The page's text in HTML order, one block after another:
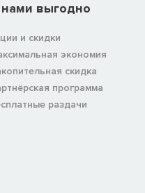
нами выгодно
и скидки
экономия
скидка
программа
раздачи